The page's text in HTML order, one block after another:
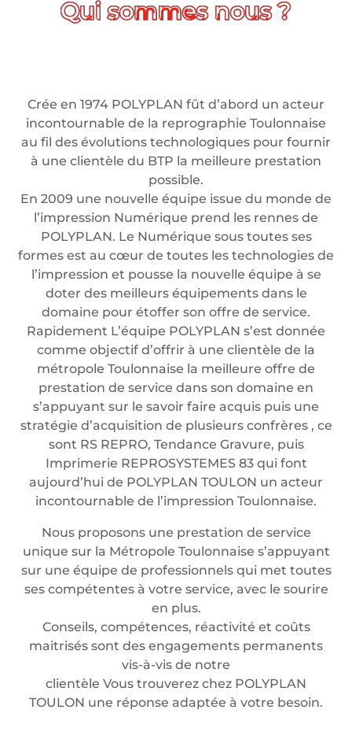
Crée en 1974 POLYPLAN fût d’abord un acteur
incontournable de la reprographie Toulonnaise
au fil des évolutions technologiques pour fournir
à une clientèle du BTP la meilleure prestation
possible.
En 2009 une nouvelle équipe issue du monde de
l’impression Numérique prend les rennes de
POLYPLAN. Le Numérique sous toutes ses
formes est au cœur de toutes les technologies de
l’impression et pousse la nouvelle équipe à se
doter des meilleurs équipements dans le
domaine pour étoffer son offre de service.
Rapidement L’équipe POLYPLAN s’est donnée
comme objectif d’offrir à une clientèle de la
métropole Toulonnaise la meilleure offre de
prestation de service dans son domaine en
s’appuyant sur le savoir faire acquis puis une
stratégie d’acquisition de plusieurs confrères , ce
sont RS REPRO, Tendance Gravure, puis
Imprimerie REPROSYSTEMES 83 qui font
aujourd’hui de POLYPLAN TOULON un acteur
incontournable de l’impression Toulonnaise.
Nous proposons une prestation de service
unique sur la Métropole Toulonnaise s’appuyant
sur une équipe de professionnels qui met toutes
ses compétentes à votre service, avec le sourire
en plus.
Conseils, compétences, réactivité et coûts
maitrisés sont des engagements permanents
vis-à-vis de notre
clientèle Vous trouverez chez POLYPLAN
TOULON une réponse adaptée à votre besoin.